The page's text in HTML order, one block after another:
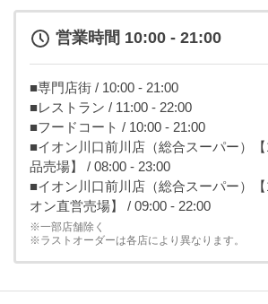
営業時間 10:00 - 21:00
■専門店街 / 10:00 - 21:00
■レストラン / 11:00 - 22:00
■フードコート / 10:00 - 21:00
■イオン川口前川店（総合スーパー）
品売場】 / 08:00 - 23:00
■イオン川口前川店（総合スーパー）
オン直営売場】 / 09:00 - 22:00
※一部店舗除く
※ラストオーダーは各店により異なります。